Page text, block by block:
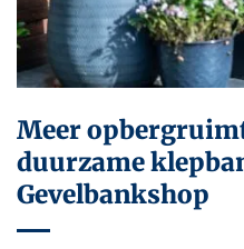
Meer
duurzame
Gevelbankshop